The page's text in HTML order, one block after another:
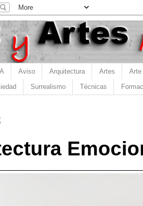
Aviso Arquitectura Artes Arte
Surrealismo Técnicas